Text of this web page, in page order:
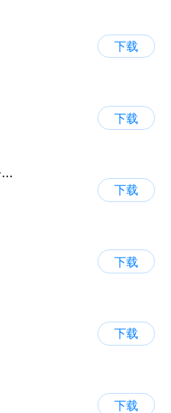
下载
下载
天津公安民生服务平台
下载
下载
下载
下载